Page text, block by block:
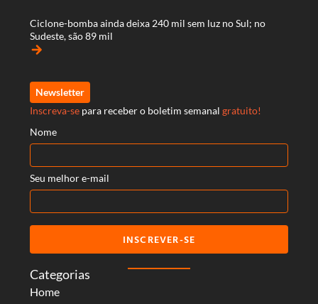
Categorias
Home
Ciclone-bomba ainda deixa 240 mil sem luz no Sul; no
Sudeste, são 89 mil
arrow_forward
Newsletter
Inscreva-se para receber o boletim semanal gratuito!
Nome
Seu melhor e-mail
INSCREVER-SE